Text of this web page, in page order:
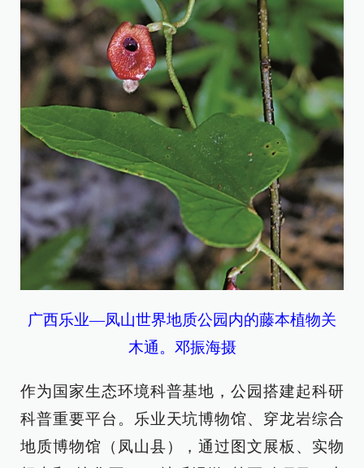
广西乐业—凤山世界地质公园内的藤本植物关
木通。邓振海摄
作为国家生态环境科普基地，公园搭建起科研
科普重要平台。乐业天坑博物馆、穿龙岩综合
地质博物馆（凤山县），通过图文展板、实物